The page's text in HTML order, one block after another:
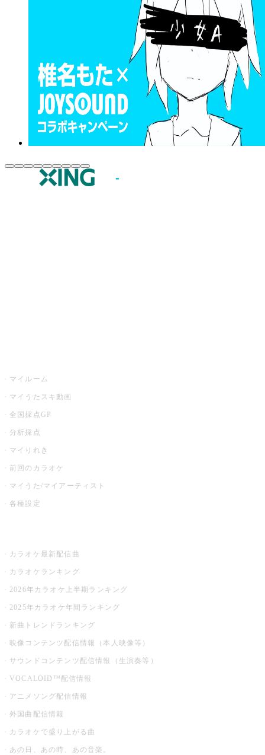
マイルーム
マイうたスキ動画
全国採点GP
分析採点
マイりれき
前回のカラオケ
マイうた/マイアーティスト
各種設定
カラオケ最新配信曲
カラオケランキング
2026年カラオケ上半期ランキング
2025年カラオケ年間ランキング
新曲トレンドランキング
映像コンテンツ配信情報（本人映像等）
サウンドコンテンツ配信情報（生演奏等）
VOCALOID™配信情報
アニメソング配信情報
外国曲配信情報
カラオケで盛り上がる曲
あの日、あの時、あの音楽。